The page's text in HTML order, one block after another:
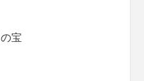
宝